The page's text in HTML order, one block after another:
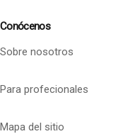
Conócenos
Sobre nosotros
Para profecionales
Mapa del sitio